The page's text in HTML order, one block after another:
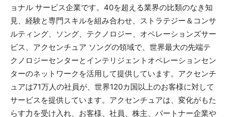
ョナル サービス企業です。40を超える業界の比類のなき知
見、経験と専門スキルを組み合わせ、ストラテジー＆コンサ
ルティング、ソング、テクノロジー、オペレーションズサー
ビス、アクセンチュア ソングの領域で、世界最大の先端テ
クノロジーセンターとインテリジェントオペレーションセン
ターのネットワークを活用して提供しています。アクセンチ
ュアは71万人の社員が、世界120カ国以上のお客様に対して
サービスを提供しています。アクセンチュアは、変化がもた
らす力を受け入れ、お客様、社員、株主、パートナー企業や